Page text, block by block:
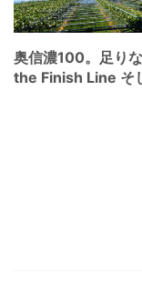
奥信濃100。足り
the Finish Line そ